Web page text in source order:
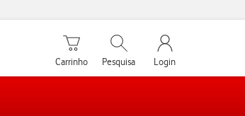
Carrinho de compras
Carrinho
Pesquisar
Pesquisa
My Vodafone
Login